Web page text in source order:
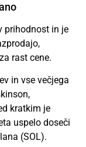
prihodnost in je
rast cene.
in vse večjega
kratkim je
uspelo doseči
(SOL).